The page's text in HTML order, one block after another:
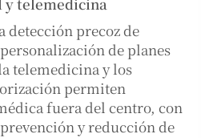
detección precoz de
de planes
telemedicina y los
permiten
fuera del centro, con
y reducción de